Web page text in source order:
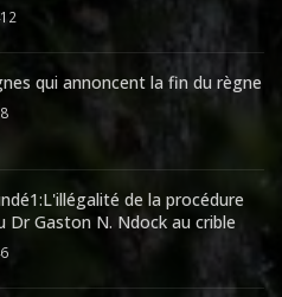
qui annoncent la fin du règne
de la procédure
Dr Gaston N. Ndock au crible